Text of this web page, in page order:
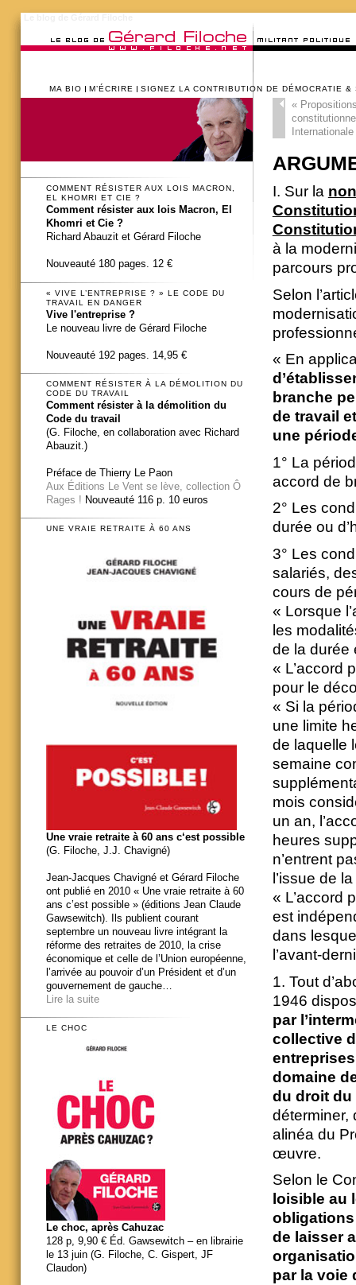
MA BIO M’ÉCRIRE SIGNEZ LA CONTRIBUTION DE DÉMOCRATIE &
«
I. Sur la
à la
parcours
Selon
« En
branche
de travail
une
1° La
accord de
2° Les
durée ou
3° Les
salariés,
cours de
« Lorsque
les
de la durée
« L’accord
pour le
« Si la
une limite
de laquelle
semaine
mois
un an,
heures
n’entrent
l’issue de
« L’accord
est
dans
l’avant-
1. Tout
1946
par
collective
entreprises
domaine
du droit du
déterminer,
alinéa du
œuvre.
Selon le
loisible au
de laisser
par la voie
COMMENT RÉSISTER AUX LOIS MACRON,
EL KHOMRI ET CIE ?
Comment résister aux lois Macron, El
Khomri et Cie ?
Richard Abauzit et Gérard Filoche
Nouveauté 180 pages. 12 €
« VIVE L’ENTREPRISE ? » LE CODE DU
TRAVAIL EN DANGER
Vive l'entreprise ?
Le nouveau livre de Gérard Filoche
Nouveauté 192 pages. 14,95 €
COMMENT RÉSISTER À LA DÉMOLITION DU
CODE DU TRAVAIL
Comment résister à la démolition du
Code du travail
(G. Filoche, en collaboration avec Richard
Abauzit.)
Préface de Thierry Le Paon
Aux Éditions Le Vent se lève, collection Ô
Rages ! Nouveauté 116 p. 10 euros
UNE VRAIE RETRAITE À 60 ANS
Une vraie retraite à 60 ans c‘est possible
(G. Filoche, J.J. Chavigné)
Jean-Jacques Chavigné et Gérard Filoche
ont publié en 2010 « Une vraie retraite à 60
ans c’est possible » (éditions Jean Claude
Gawsewitch). Ils publient courant
septembre un nouveau livre intégrant la
réforme des retraites de 2010, la crise
économique et celle de l’Union européenne,
l’arrivée au pouvoir d’un Président et d’un
gouvernement de gauche…
Lire la suite
LE CHOC
Le choc, après Cahuzac
128 p, 9,90 € Éd. Gawsewitch – en librairie
le 13 juin (G. Filoche, C. Gispert, JF
Claudon)